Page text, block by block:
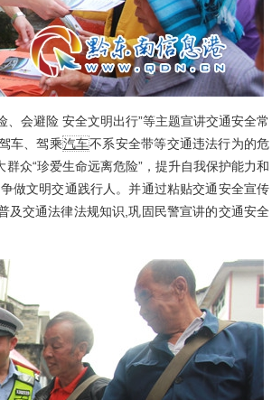
会避险 安全文明出行”等主题宣讲交通安全常
车、驾乘汽车不系安全带等交通违法行为的危
众“珍爱生命远离危险”，提升自我保护能力和
做文明交通践行人。并通过粘贴交通安全宣传
及交通法律法规知识,巩固民警宣讲的交通安全